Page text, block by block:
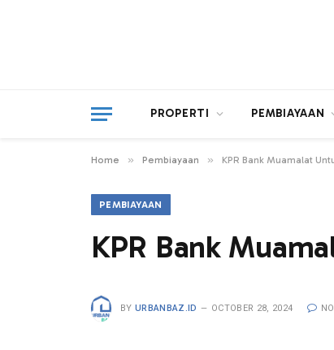
PROPERTI PEMBIAYAAN
Home » Pembiayaan » KPR Bank Muamalat
PEMBIAYAAN
KPR Bank
BY URBANBAZ.ID OCTOBER 28, 2024